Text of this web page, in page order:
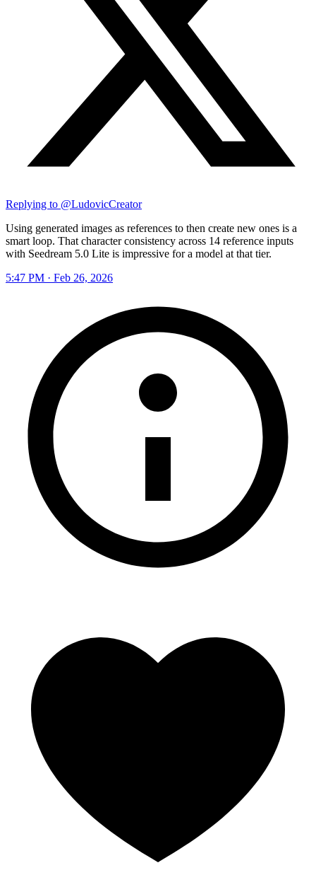
Replying to @LudovicCreator
Using generated images as references to then create new ones is a
smart loop. That character consistency across 14 reference inputs
with Seedream 5.0 Lite is impressive for a model at that tier.
5:47 PM · Feb 26, 2026